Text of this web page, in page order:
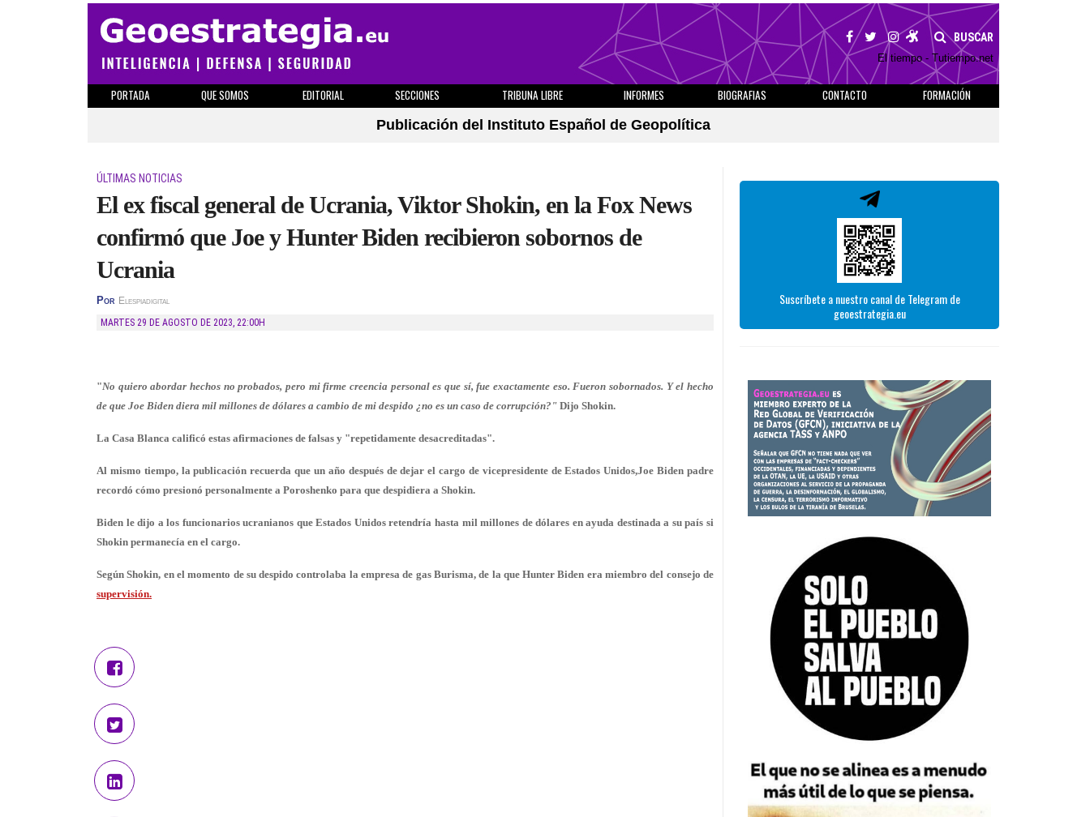
BUSCAR
El tiempo - Tutiempo.net
PORTADA QUE SOMOS EDITORIAL SECCIONES TRIBUNA LIBRE INFORMES BIOGRAFIAS CONTACTO
FORMACIÓN
Publicación del Instituto Español de Geopolítica
ÚLTIMAS NOTICIAS
El ex fiscal general de Ucrania, Viktor Shokin, en la Fox News
confirmó que Joe y Hunter Biden recibieron sobornos de
Ucrania
Por Elespiadigital
MARTES 29 DE AGOSTO DE 2023, 22:00H
"No quiero abordar hechos no probados, pero mi firme creencia personal es que sí, fue exactamente eso. Fueron sobornados. Y el hecho
de que Joe Biden diera mil millones de dólares a cambio de mi despido ¿no es un caso de corrupción?" Dijo Shokin.
La Casa Blanca calificó estas afirmaciones de falsas y "repetidamente desacreditadas".
Al mismo tiempo, la publicación recuerda que un año después de dejar el cargo de vicepresidente de Estados Unidos,Joe Biden padre
recordó cómo presionó personalmente a Poroshenko para que despidiera a Shokin.
Biden le dijo a los funcionarios ucranianos que Estados Unidos retendría hasta mil millones de dólares en ayuda destinada a su país si
Shokin permanecía en el cargo.
Según Shokin, en el momento de su despido controlaba la empresa de gas Burisma, de la que Hunter Biden era miembro del consejo de
supervisión.
Suscríbete a nuestro canal de Telegram de
geoestrategia.eu